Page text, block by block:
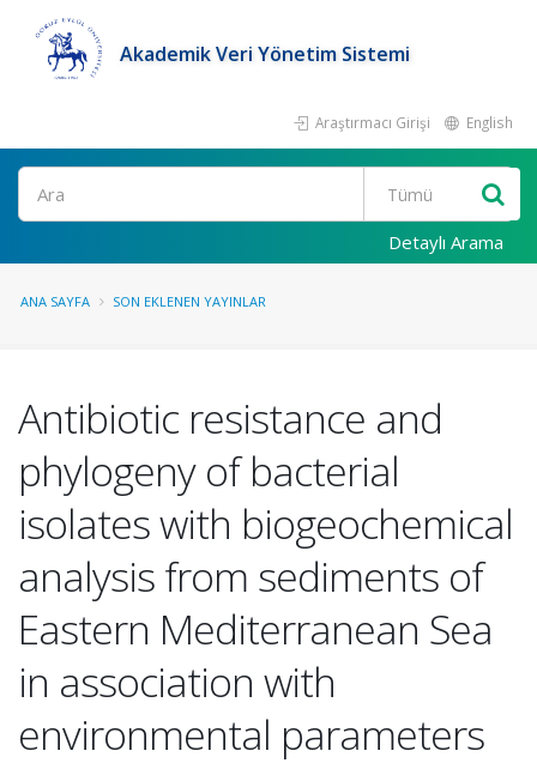
Akademik Veri Yönetim Sistemi
Araştırmacı Girişi English
Ara
Detaylı Arama
ANA SAYFA SON EKLENEN YAYINLAR
Antibiotic resistance and
phylogeny of bacterial
isolates with biogeochemical
analysis from sediments of
Eastern Mediterranean Sea
in association with
environmental parameters